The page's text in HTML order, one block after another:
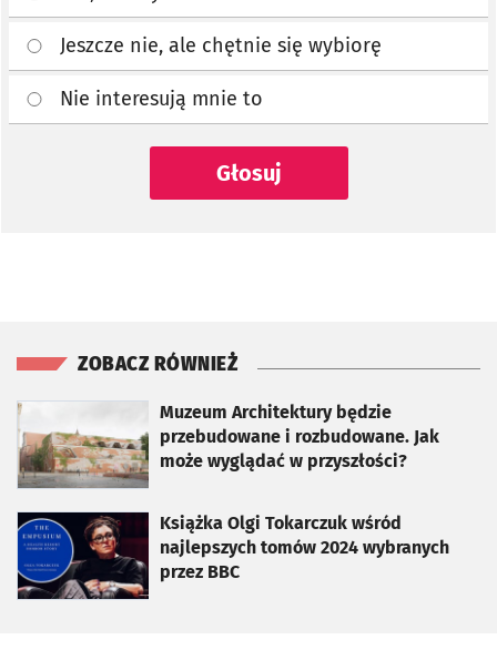
Jeszcze nie, ale chętnie się wybiorę
Nie interesują mnie to
Głosuj
ZOBACZ RÓWNIEŻ
Muzeum Architektury będzie
przebudowane i rozbudowane. Jak
może wyglądać w przyszłości?
otworzy się w nowej karcie
Książka Olgi Tokarczuk wśród
najlepszych tomów 2024 wybranych
przez BBC
otworzy się w nowej karcie